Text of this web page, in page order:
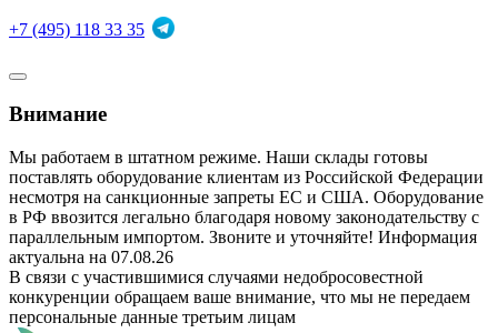
+7 (495) 118 33 35
Внимание
Мы работаем в штатном режиме. Наши склады готовы
поставлять оборудование клиентам из Российской Федерации
несмотря на санкционные запреты ЕС и США. Оборудование
в РФ ввозится легально благодаря новому законодательству с
параллельным импортом. Звоните и уточняйте! Информация
актуальна на 07.08.26
В связи с участившимися случаями недобросовестной
конкуренции обращаем ваше внимание, что мы не передаем
персональные данные третьим лицам